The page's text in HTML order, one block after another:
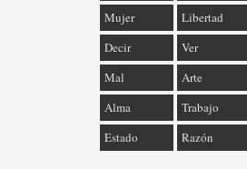
Mujer
Libertad
Decir
Ver
Mal
Arte
Alma
Trabajo
Estado
Razón